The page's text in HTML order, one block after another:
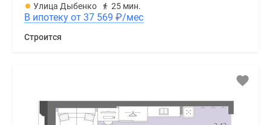
Улица Дыбенко
25 мин.
В ипотеку от 37 569 ₽/мес
Строится